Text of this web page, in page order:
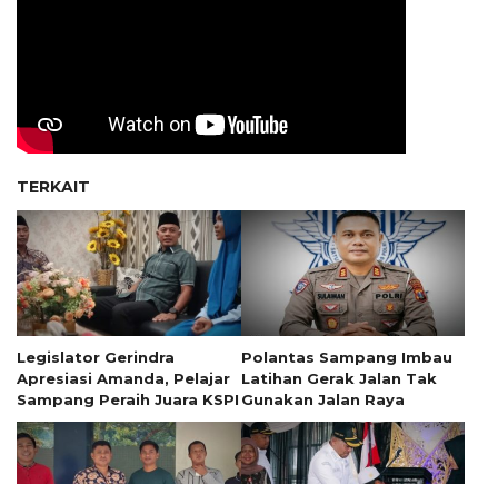
TERKAIT
Legislator Gerindra
Apresiasi Amanda, Pelajar
Sampang Peraih Juara KSPI
Polantas Sampang Imbau
Latihan Gerak Jalan Tak
Gunakan Jalan Raya